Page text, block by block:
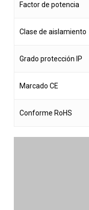
Factor de potencia
Clase de aislamiento
Grado protección IP
Marcado CE
Conforme RoHS